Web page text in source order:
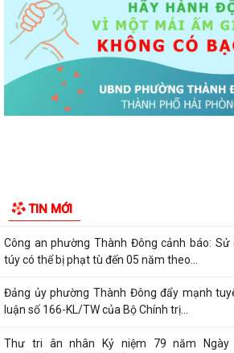
TIN MỚI
hoạt động kinh doanh tại Chợ tạm Chi...
Đảng ủy phường Thành Đông đẩy mạnh
quyết số 27-NQ/TW về xây dựng và...
Phường Thành Đông tăng cương phân loại
nguồn: Hành động nhỏ, ý nghĩa...
cứu, học tập, quán triệt và triển...
Công an phường Thành Đông cảnh báo:
túy có thể bị phạt tù đến 05 năm theo...
Đảng ủy phường Thành Đông đẩy mạnh
luận số 166-KL/TW của Bộ Chính trị...
Thư tri ân nhân Kỷ niệm 79 năm